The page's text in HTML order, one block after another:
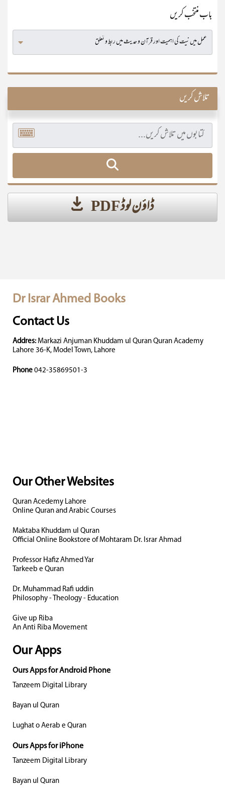
باب منتخب کریں
تلاش کریں
ڈاؤن لوڈ PDF
Dr Israr Ahmed Books
Contact Us
Addres: Markazi Anjuman Khuddam ul Quran Quran Academy
Lahore 36-K, Model Town, Lahore
Phone 042-35869501-3
Our Other Websites
Quran Acedemy Lahore
Online Quran and Arabic Courses
Maktaba Khuddam ul Quran
Official Online Bookstore of Mohtaram Dr. Israr Ahmad
Professor Hafiz Ahmed Yar
Tarkeeb e Quran
Dr. Muhammad Rafi uddin
Philosophy - Theology - Education
Give up Riba
An Anti Riba Movement
Our Apps
Ours Apps for Android Phone
Tanzeem Digital Library
Bayan ul Quran
Lughat o Aerab e Quran
Ours Apps for iPhone
Tanzeem Digital Library
Bayan ul Quran